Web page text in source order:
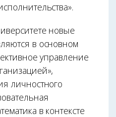
новые
в основном
управление
личностного
в контексте